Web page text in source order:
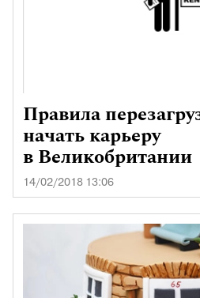
Правила
начать карьеру
в Великобритании
14/02/2018 13:06